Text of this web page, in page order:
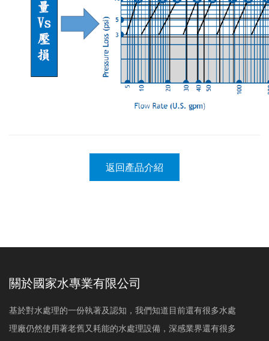
返回產品介紹
關於國家水專業有限公司
基於對水處理的一份執著及認知，我們知道目前還有很多水處
理廠仍然使用著老舊又耗能的水處理設備，深感業界還有很多